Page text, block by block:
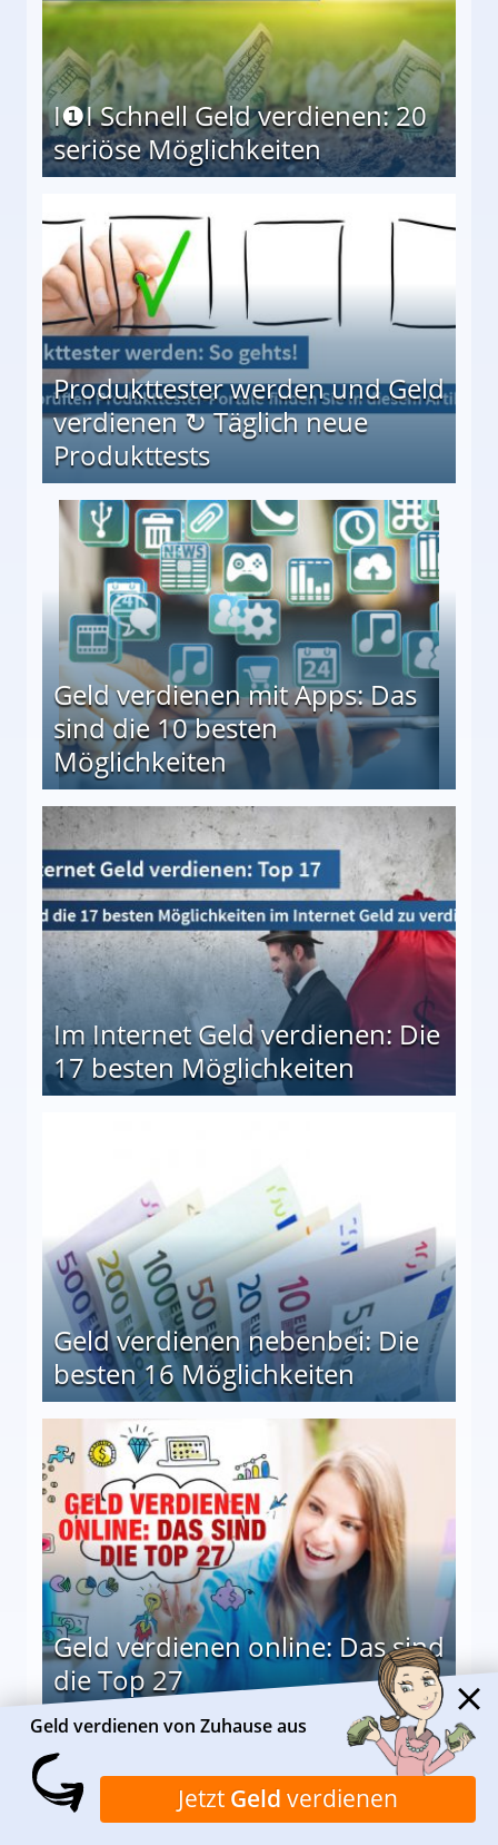
I❶I Schnell Geld verdienen: 20
seriöse Möglichkeiten
Produkttester werden und Geld
verdienen ↻ Täglich neue
Produkttests
↻ Täglich neue Produkttests
Geld verdienen mit Apps: Das
sind die 10 besten
Möglichkeiten
besten Möglichkeiten
Im Internet Geld verdienen: Die
17 besten Möglichkeiten
Geld verdienen nebenbei: Die
besten 16 Möglichkeiten
Geld verdienen online: Das sind
die Top 27
Geld verdienen von Zuhause aus
Jetzt Geld verdienen